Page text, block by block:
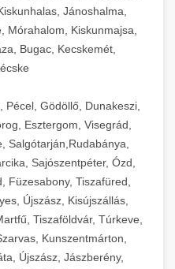
Jánoshalma,
Mórahalom, Kiskunmajsa,
Bugac, Kecskemét,
Gödöllő, Dunakeszi,
Esztergom, Visegrád,
Salgótarján,Rudabánya,
Sajószentpéter, Ózd,
Füzesabony, Tiszafüred,
Újszász, Kisújszállás,
Tiszaföldvár, Túrkeve,
Kunszentmárton,
Újszász, Jászberény,